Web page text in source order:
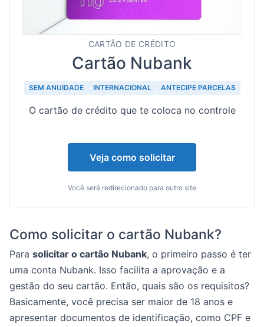
CARTÃO DE CRÉDITO
Cartão Nubank
SEM ANUIDADE INTERNACIONAL ANTECIPE PARCELAS
O cartão de crédito que te coloca no controle
Veja como solicitar
Você será redirecionado para outro site
Como solicitar o cartão Nubank?
Para solicitar o cartão Nubank, o primeiro passo é ter
uma conta Nubank. Isso facilita a aprovação e a
gestão do seu cartão. Então, quais são os requisitos?
Basicamente, você precisa ser maior de 18 anos e
apresentar documentos de identificação, como CPF e